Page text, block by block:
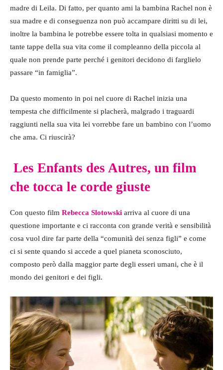
madre di Leila. Di fatto, per quanto ami la bambina Rachel non è
sua madre e di conseguenza non può accampare diritti su di lei,
inoltre la bambina le potrebbe essere tolta in qualsiasi momento e
tante tappe della sua vita come il compleanno della piccola al
quale non prende parte perché i genitori decidono di farglielo
passare “in famiglia”.
Da questo momento in poi nel cuore di Rachel inizia una
tempesta che difficilmente si placherà, malgrado i traguardi
raggiunti nella sua vita lei vorrebbe fare un bambino con l’uomo
che ama. Ci riuscirà?
Les Enfants des Autres, un film
che tocca le corde giuste
Con questo film Rebecca Slotowski arriva al cuore di una
questione importante e ci racconta con grande verità e sensibilità
cosa vuol dire far parte della “comunità dei senza figli” e come
ci si sente quando si accede a quel pianeta sconosciuto,
composto però dalla maggior parte degli esseri umani, che è il
mondo dei genitori e dei figli.